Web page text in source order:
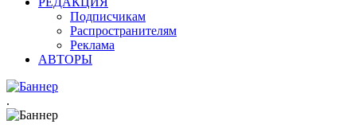
Подписчикам
Распространителям
Реклама
АВТОРЫ
.